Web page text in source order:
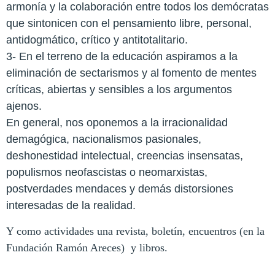
armonía y la colaboración entre todos los demócratas
que sintonicen con el pensamiento libre, personal,
antidogmático, crítico y antitotalitario.
3- En el terreno de la educación aspiramos a la
eliminación de sectarismos y al fomento de mentes
críticas, abiertas y sensibles a los argumentos
ajenos.
En general, nos oponemos a la irracionalidad
demagógica, nacionalismos pasionales,
deshonestidad intelectual, creencias insensatas,
populismos neofascistas o neomarxistas,
postverdades mendaces y demás distorsiones
interesadas de la realidad.
Y como actividades una revista, boletín, encuentros (en la
Fundación Ramón Areces) y libros.